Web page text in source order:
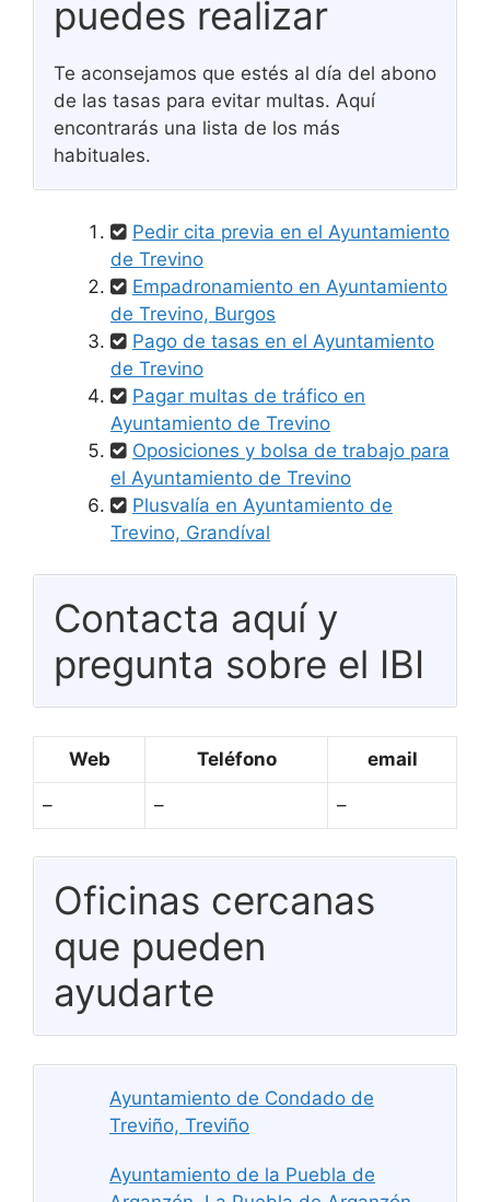
puedes realizar
Te aconsejamos que estés al día del abono
de las tasas para evitar multas. Aquí
encontrarás una lista de los más
habituales.
Pedir cita previa en el Ayuntamiento
de Trevino
Empadronamiento en Ayuntamiento
de Trevino, Burgos
Pago de tasas en el Ayuntamiento
de Trevino
Pagar multas de tráfico en
Ayuntamiento de Trevino
Oposiciones y bolsa de trabajo para
el Ayuntamiento de Trevino
Plusvalía en Ayuntamiento de
Trevino, Grandíval
Contacta aquí y
pregunta sobre el IBI
Web Teléfono email
– – –
Oficinas cercanas
que pueden
ayudarte
Ayuntamiento de Condado de
Treviño, Treviño
Ayuntamiento de la Puebla de